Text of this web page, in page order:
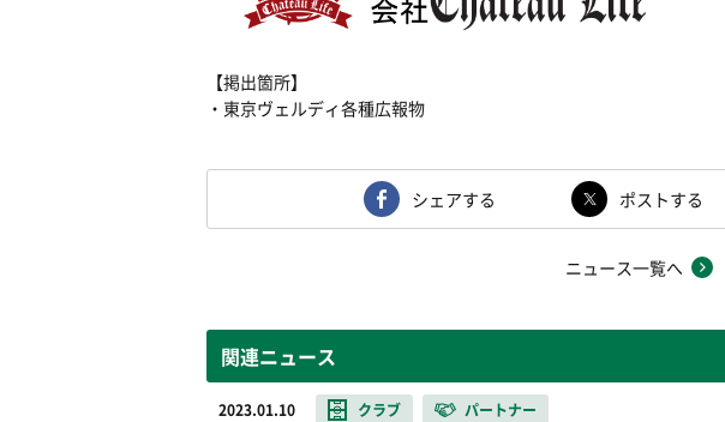
【掲出箇所】
・東京ヴェルディ各種広報物
シェアする ポストする
ニュース一覧へ
関連ニュース
2023.01.10 クラブ パートナー